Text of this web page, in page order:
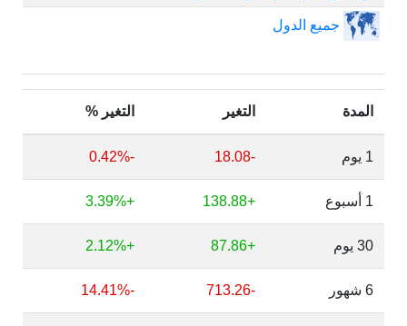
جميع الدول
المدة التغير التغير %
1 يوم -18.08
-0.42%
1 أسبوع +138.88
+3.39%
30 يوم +87.86
+2.12%
6 شهور -713.26
-14.41%